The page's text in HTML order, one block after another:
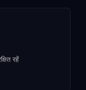
रहें